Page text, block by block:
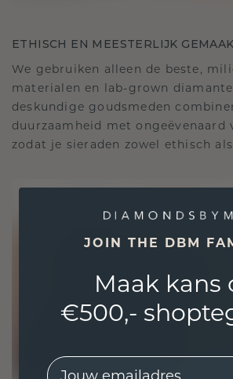
ETHISCH EN MEESTERLIJK
We gebruiken alleen de beste,
materialen en lab-grown
deskundige goudsmeden
duurzaamheid met ongeëvenaard
zodat je sieraden zowel ethisch
JOIN THE DBM
Maak kans
€500,-
EMail